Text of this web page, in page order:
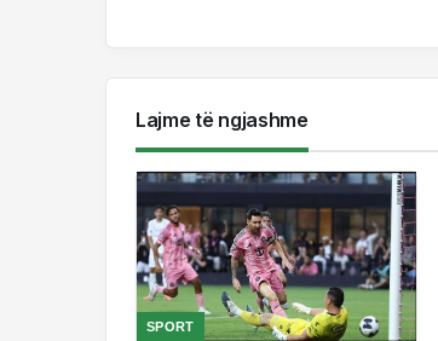
Lajme të ngjashme
SPORT